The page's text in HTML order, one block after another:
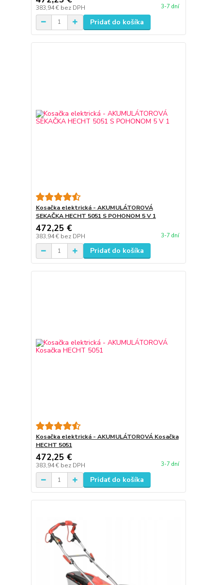
383,94 € bez DPH 3-7 dní
Pridať do košíka
Kosačka elektrická - AKUMULÁTOROVÁ
SEKAČKA HECHT 5051 S POHONOM 5 V 1
472,25 €
383,94 € bez DPH 3-7 dní
Pridať do košíka
Kosačka elektrická - AKUMULÁTOROVÁ Kosačka
HECHT 5051
472,25 €
383,94 € bez DPH 3-7 dní
Pridať do košíka